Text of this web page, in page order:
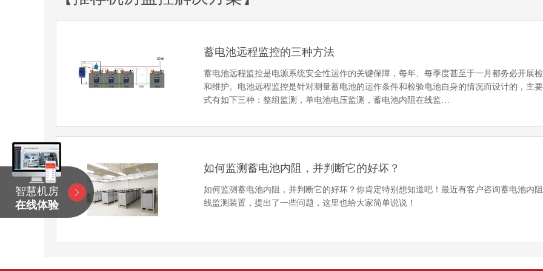
蓄电池远程监控的三种方法
蓄电池远程监控是电源系统安全性运作的关键保障，每年、每季度甚至于一月都务必开展检
和维护。电池远程监控是针对测量蓄电池的运作条件和检验电池自身的情况而设计的，主
式有如下三种：整组监测，单电池电压监测，蓄电池内阻在线监…
如何监测蓄电池内阻，并判断它的好坏？
如何监测蓄电池内阻，并判断它的好坏？你肯定特别想知道吧！最近有客户咨询蓄电池内
线监测装置，提出了一些问题，这里也给大家简单说说！
智慧机房
在线体验